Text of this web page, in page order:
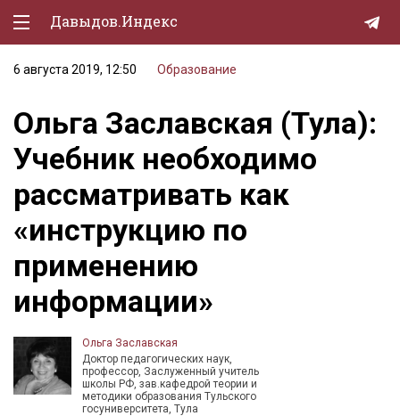
Давыдов.Индекс
Политическая жизнь
Экономика
Природа
Образование
Спорт
Культура
Lifestyle
Мурзилка
6 августа 2019, 12:50 Образование
Ольга Заславская (Тула):
Учебник необходимо
рассматривать как
«инструкцию по
применению
информации»
Ольга Заславская
Доктор педагогических наук,
профессор, Заслуженный учитель
школы РФ, зав.кафедрой теории и
методики образования Тульского
госуниверситета, Тула